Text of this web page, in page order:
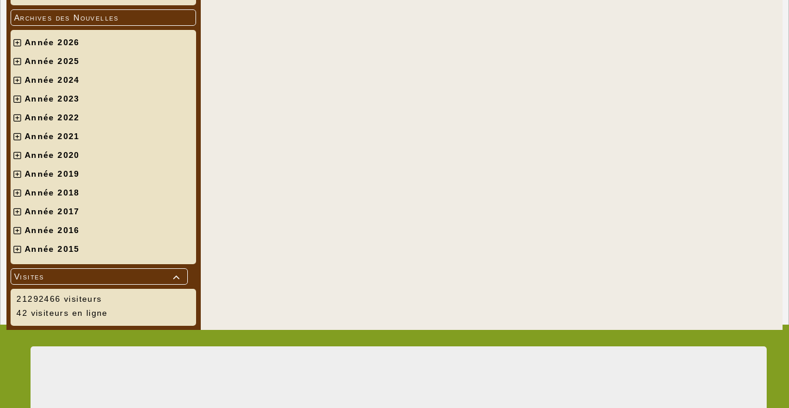
Archives des Nouvelles
Année 2026
Année 2025
Année 2024
Année 2023
Année 2022
Année 2021
Année 2020
Année 2019
Année 2018
Année 2017
Année 2016
Année 2015

Visites
21292466 visiteurs
42 visiteurs en ligne